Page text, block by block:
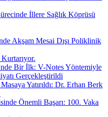
İllere Sağlık Köprüsü
Akşam Mesai Dışı Poliklinik
Bir İlk: V-Notes Yöntemiyle
Gerçekleştirildi
Yatırıldı: Dr. Erhan Berk
Önemli Başarı: 100. Vaka